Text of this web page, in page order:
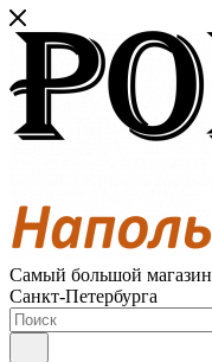
Самый большой
Санкт-Петербурга